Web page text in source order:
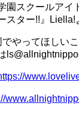
園スクールア
スター!!』
やってほしい